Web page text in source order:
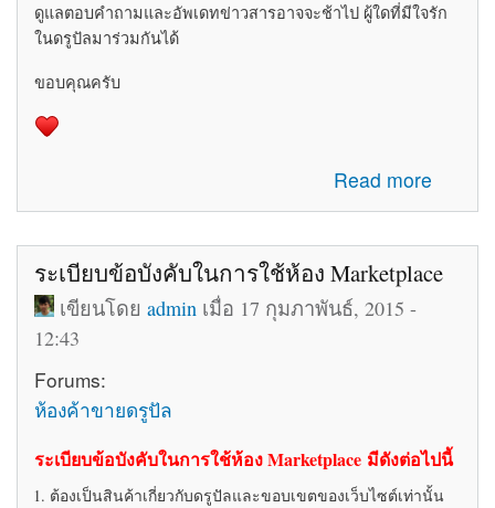
ดูแลตอบคำถามและอัพเดทข่าวสารอาจจะช้าไป ผู้ใดที่มีใจรัก
ในดรูปัลมาร่วมกันได้
ขอบคุณครับ
Read more
about รับสมัครทีมงานอัพเดทข่าวสารเกี่ยวกับ Drupal ใน
ประเทศไทย
ระเบียบข้อบังคับในการใช้ห้อง Marketplace
เขียนโดยadmin เมื่อ 17 กุมภาพันธ์, 2015 -
12:43
Forums:
ห้องค้าขายดรูปัล
ระเบียบข้อบังคับในการใช้ห้อง Marketplace มีดังต่อไปนี้
ต้องเป็นสินค้าเกี่ยวกับดรูปัลและขอบเขตของเว็บไซต์เท่านั้น